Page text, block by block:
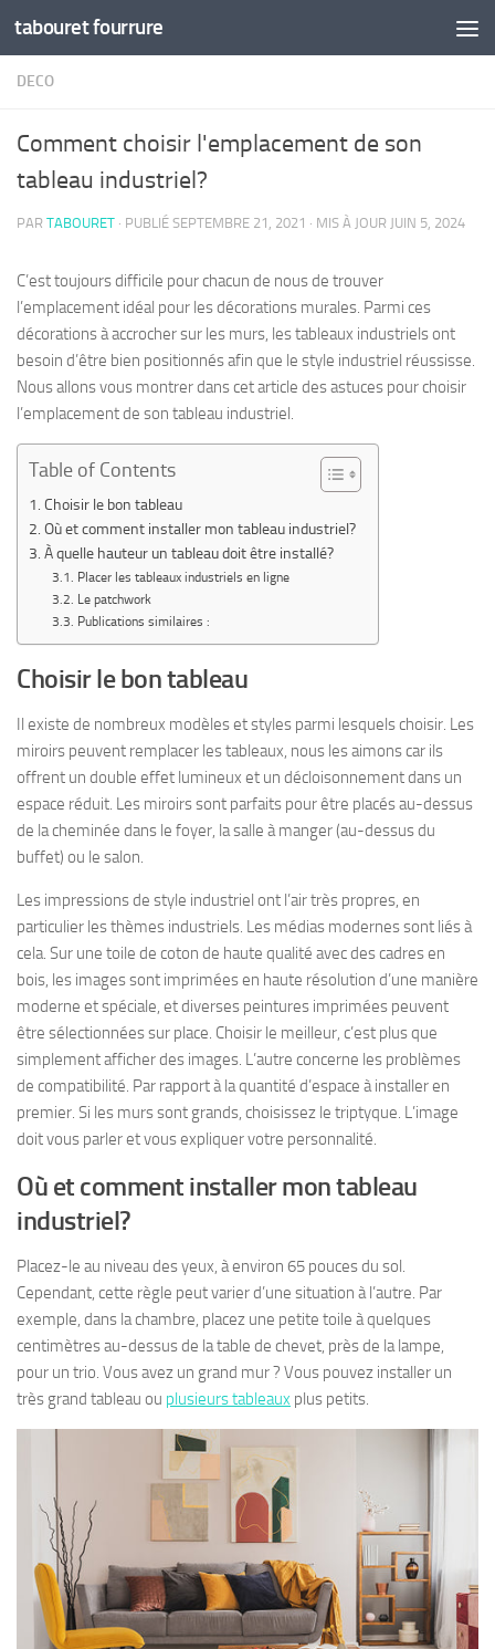
Skip to content
tabouret fourrure
DECO
Comment choisir l'emplacement de son
tableau industriel?
PAR TABOURET · PUBLIÉ SEPTEMBRE 21, 2021 · MIS À JOUR JUIN 5, 2024
C’est toujours difficile pour chacun de nous de trouver
l’emplacement idéal pour les décorations murales. Parmi ces
décorations à accrocher sur les murs, les tableaux industriels ont
besoin d’être bien positionnés afin que le style industriel réussisse.
Nous allons vous montrer dans cet article des astuces pour choisir
l’emplacement de son tableau industriel.
Table of Contents
Choisir le bon tableau
Où et comment installer mon tableau industriel?
À quelle hauteur un tableau doit être installé?
Placer les tableaux industriels en ligne
Le patchwork
Publications similaires :
Choisir le bon tableau
Il existe de nombreux modèles et styles parmi lesquels choisir. Les
miroirs peuvent remplacer les tableaux, nous les aimons car ils
offrent un double effet lumineux et un décloisonnement dans un
espace réduit. Les miroirs sont parfaits pour être placés au-dessus
de la cheminée dans le foyer, la salle à manger (au-dessus du
buffet) ou le salon.
Les impressions de style industriel ont l’air très propres, en
particulier les thèmes industriels. Les médias modernes sont liés à
cela. Sur une toile de coton de haute qualité avec des cadres en
bois, les images sont imprimées en haute résolution d’une manière
moderne et spéciale, et diverses peintures imprimées peuvent
être sélectionnées sur place. Choisir le meilleur, c’est plus que
simplement afficher des images. L’autre concerne les problèmes
de compatibilité. Par rapport à la quantité d’espace à installer en
premier. Si les murs sont grands, choisissez le triptyque. L’image
doit vous parler et vous expliquer votre personnalité.
Où et comment installer mon tableau
industriel?
Placez-le au niveau des yeux, à environ 65 pouces du sol.
Cependant, cette règle peut varier d’une situation à l’autre. Par
exemple, dans la chambre, placez une petite toile à quelques
centimètres au-dessus de la table de chevet, près de la lampe,
pour un trio. Vous avez un grand mur ? Vous pouvez installer un
très grand tableau ou plusieurs tableaux plus petits.